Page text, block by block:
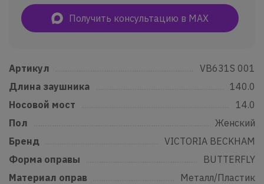
Получить консультацию в MAX
Артикул
VB631S 001
Длина заушника
140.0
Носовой мост
14.0
Пол
Женский
Бренд
VICTORIA BECKHAM
Форма оправы
BUTTERFLY
Материал оправ
Металл/Пластик